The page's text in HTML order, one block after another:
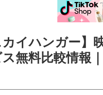
カイハンガー】
ス無料比較情報